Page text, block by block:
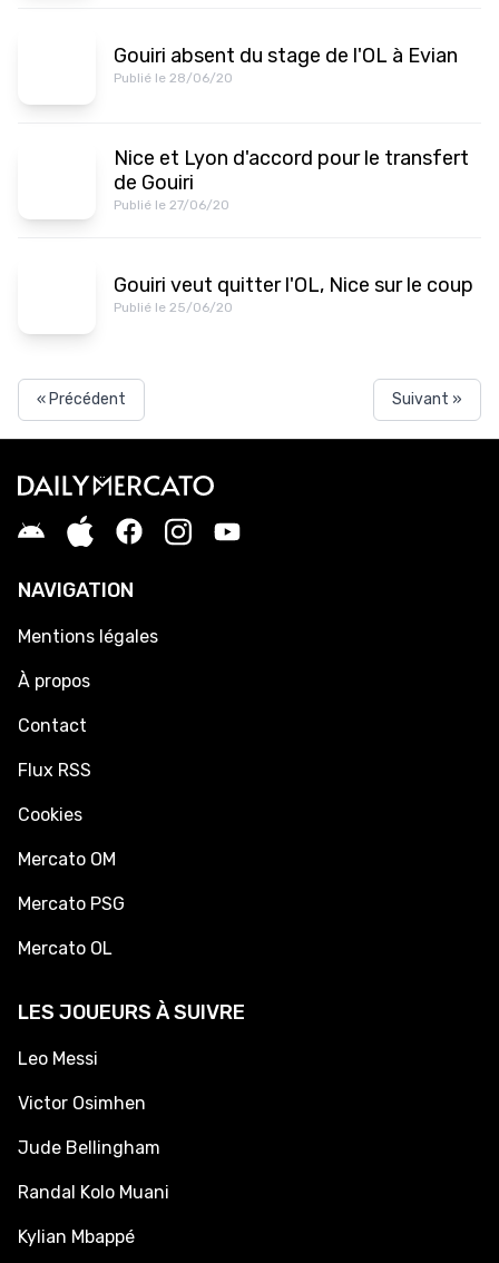
Gouiri absent du stage de l'OL à Evian
Publié le 28/06/20
Nice et Lyon d'accord pour le transfert
de Gouiri
Publié le 27/06/20
Gouiri veut quitter l'OL, Nice sur le coup
Publié le 25/06/20
« Précédent Suivant »
NAVIGATION
Mentions légales
À propos
Contact
Flux RSS
Cookies
Mercato OM
Mercato PSG
Mercato OL
LES JOUEURS À SUIVRE
Leo Messi
Victor Osimhen
Jude Bellingham
Randal Kolo Muani
Kylian Mbappé